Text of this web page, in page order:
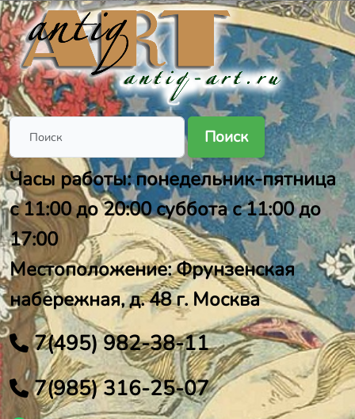
Поиск
Часы работы: понедельник-пятница
с 11:00 до 20:00 суббота с 11:00 до
17:00
Местоположение: Фрунзенская
набережная, д. 48 г. Москва
7(495) 982-38-11
7(985) 316-25-07